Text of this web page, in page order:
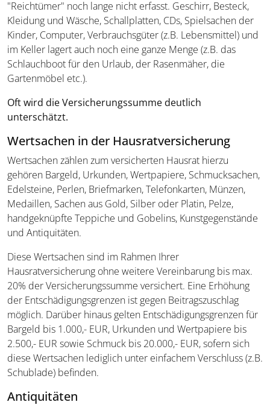
"Reichtümer" noch lange nicht erfasst. Geschirr, Besteck,
Kleidung und Wäsche, Schallplatten, CDs, Spielsachen der
Kinder, Computer, Verbrauchsgüter (z.B. Lebensmittel) und
im Keller lagert auch noch eine ganze Menge (z.B. das
Schlauchboot für den Urlaub, der Rasenmäher, die
Gartenmöbel etc.).
Oft wird die Versicherungssumme deutlich
unterschätzt.
Wertsachen in der Hausratversicherung
Wertsachen zählen zum versicherten Hausrat hierzu
gehören Bargeld, Urkunden, Wertpapiere, Schmucksachen,
Edelsteine, Perlen, Briefmarken, Telefonkarten, Münzen,
Medaillen, Sachen aus Gold, Silber oder Platin, Pelze,
handgeknüpfte Teppiche und Gobelins, Kunstgegenstände
und Antiquitäten.
Diese Wertsachen sind im Rahmen Ihrer
Hausratversicherung ohne weitere Vereinbarung bis max.
20% der Versicherungssumme versichert. Eine Erhöhung
der Entschädigungsgrenzen ist gegen Beitragszuschlag
möglich. Darüber hinaus gelten Entschädigungsgrenzen für
Bargeld bis 1.000,- EUR, Urkunden und Wertpapiere bis
2.500,- EUR sowie Schmuck bis 20.000,- EUR, sofern sich
diese Wertsachen lediglich unter einfachem Verschluss (z.B.
Schublade) befinden.
Antiquitäten